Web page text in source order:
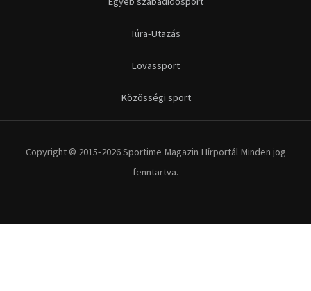
Túra-Utazás
Lovassport
Közösségi sport
Copyright © 2015-2026 Sportime Magazin Hírportál Minden jog
fenntartva.